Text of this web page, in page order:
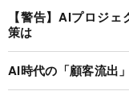
【警告】AIプロジ
策は
AI時代の「顧客流出